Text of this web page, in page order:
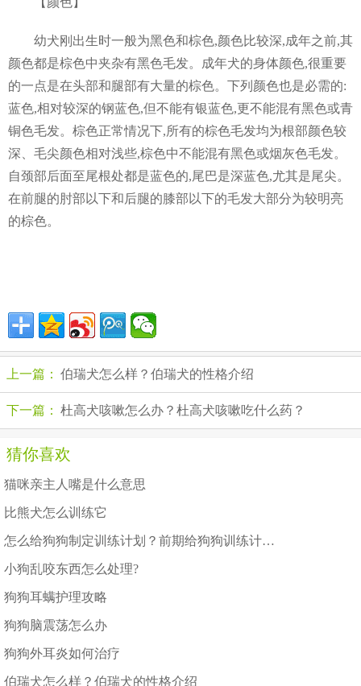
幼犬刚出生时一般为黑色和棕色,颜色比较深,成年之前,其
颜色都是棕色中夹杂有黑色毛发。成年犬的身体颜色,很重要
的一点是在头部和腿部有大量的棕色。下列颜色也是必需的:
蓝色,相对较深的钢蓝色,但不能有银蓝色,更不能混有黑色或青
铜色毛发。棕色正常情况下,所有的棕色毛发均为根部颜色较
深、毛尖颜色相对浅些,棕色中不能混有黑色或烟灰色毛发。
自颈部后面至尾根处都是蓝色的,尾巴是深蓝色,尤其是尾尖。
在前腿的肘部以下和后腿的膝部以下的毛发大部分为较明亮
的棕色。
上一篇： 伯瑞犬怎么样？伯瑞犬的性格介绍
下一篇： 杜高犬咳嗽怎么办？杜高犬咳嗽吃什么药？
猜你喜欢
猫咪亲主人嘴是什么意思
比熊犬怎么训练它
怎么给狗狗制定训练计划？前期给狗狗训练计划准备
小狗乱咬东西怎么处理?
狗狗耳螨护理攻略
狗狗脑震荡怎么办
狗狗外耳炎如何治疗
伯瑞犬怎么样？伯瑞犬的性格介绍